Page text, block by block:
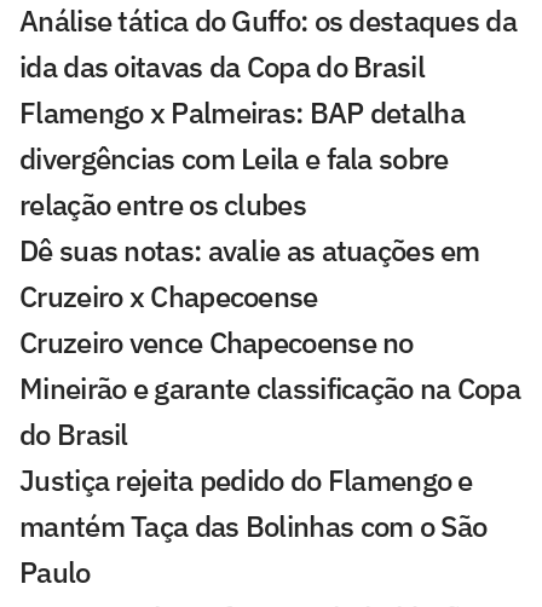
Análise tática do Guffo: os destaques da
ida das oitavas da Copa do Brasil
Flamengo x Palmeiras: BAP detalha
divergências com Leila e fala sobre
relação entre os clubes
Dê suas notas: avalie as atuações em
Cruzeiro x Chapecoense
Cruzeiro vence Chapecoense no
Mineirão e garante classificação na Copa
do Brasil
Justiça rejeita pedido do Flamengo e
mantém Taça das Bolinhas com o São
Paulo